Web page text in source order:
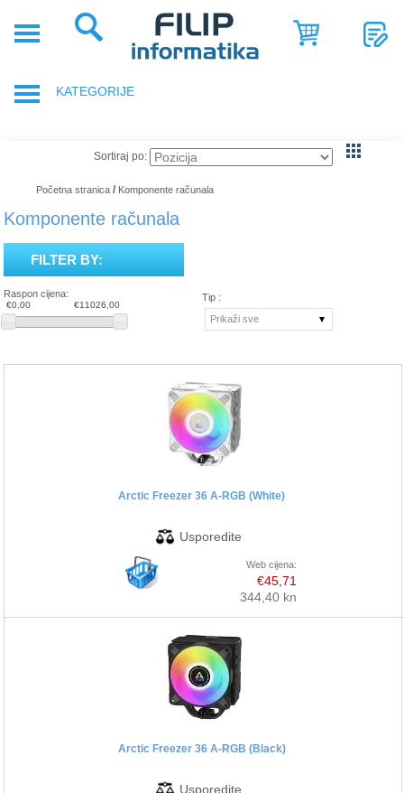
POSLOVNA
NOVOSTI
REFERENCE
O
NAMA
KATEGORIJE
DODACI ZA PRIJENOSNA RAČUNALA
GAMING OPREMA
RAČUNALA
TABLETI
SMARTPHONE, MOBITELI
KOMPONENTE RAČUNALA
ELEKTRIČNI ROMOBILI/BICIKLI
Sortiraj po:
Početna stranica / Komponente računala
Komponente računala
FILTER BY:
Raspon cijena:
€0,00 €11026,00
Tip :
Prikaži sve
Arctic Freezer 36 A-RGB (White)
Web cijena:
€45,71
344,40 kn
Arctic Freezer 36 A-RGB (Black)